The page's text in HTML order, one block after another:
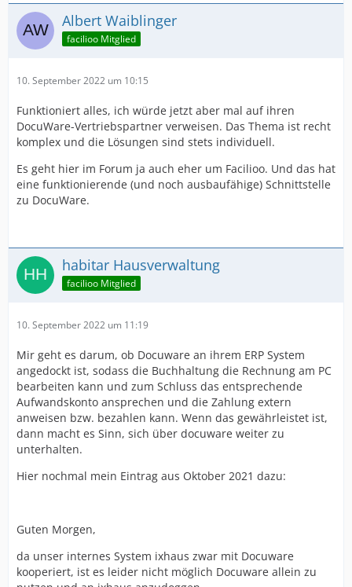
Albert Waiblinger
facilioo Mitglied
10. September 2022 um 10:15
Funktioniert alles, ich würde jetzt aber mal auf ihren
DocuWare-Vertriebspartner verweisen. Das Thema ist recht
komplex und die Lösungen sind stets individuell.
Es geht hier im Forum ja auch eher um Facilioo. Und das hat
eine funktionierende (und noch ausbaufähige) Schnittstelle
zu DocuWare.
habitar Hausverwaltung
facilioo Mitglied
10. September 2022 um 11:19
Mir geht es darum, ob Docuware an ihrem ERP System
angedockt ist, sodass die Buchhaltung die Rechnung am PC
bearbeiten kann und zum Schluss das entsprechende
Aufwandskonto ansprechen und die Zahlung extern
anweisen bzw. bezahlen kann. Wenn das gewährleistet ist,
dann macht es Sinn, sich über docuware weiter zu
unterhalten.
Hier nochmal mein Eintrag aus Oktober 2021 dazu:
Guten Morgen,
da unser internes System ixhaus zwar mit Docuware
kooperiert, ist es leider nicht möglich Docuware allein zu